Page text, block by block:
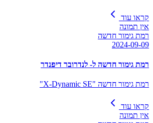
קראו עוד
אין תמונה
רמת גימור חדשה
2024-09-09
רמת גימור חדשה ל- לנדרובר דיפנדר
רמת גימור חדשה "X-Dynamic SE"
קראו עוד
אין תמונה